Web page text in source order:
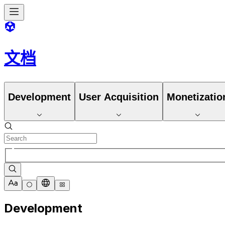
文档
Development User Acquisition
Development